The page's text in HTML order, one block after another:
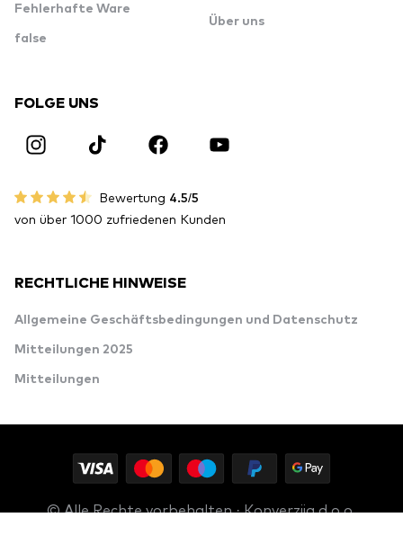
Fehlerhafte Ware
false
Über uns
FOLGE UNS
Bewertung 4.5/5
von über 1000 zufriedenen Kunden
RECHTLICHE HINWEISE
Allgemeine Geschäftsbedingungen und Datenschutz
Mitteilungen 2025
Mitteilungen
© Alle Rechte vorbehalten · Konverzija d.o.o.